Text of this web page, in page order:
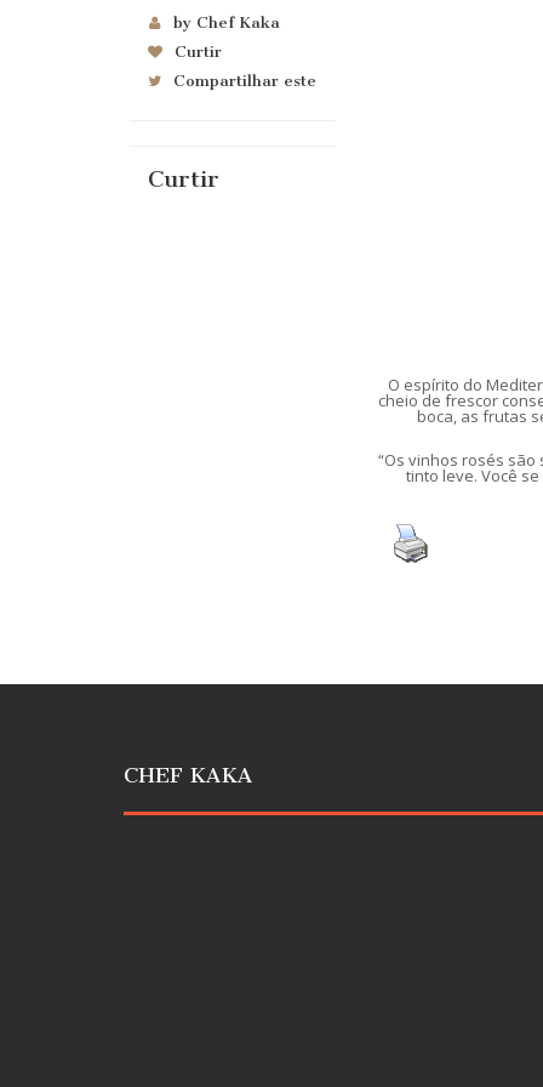
by Chef Kaka
Curtir
Compartilhar este
Curtir
O espírito do
cheio de frescor
boca, as frutas
“Os vinhos rosés
tinto leve. Você
CHEF KAKA